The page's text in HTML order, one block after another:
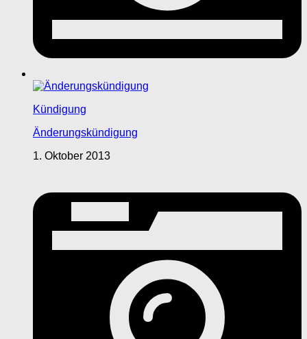
Kündigung
Änderungskündigung
1. Oktober 2013